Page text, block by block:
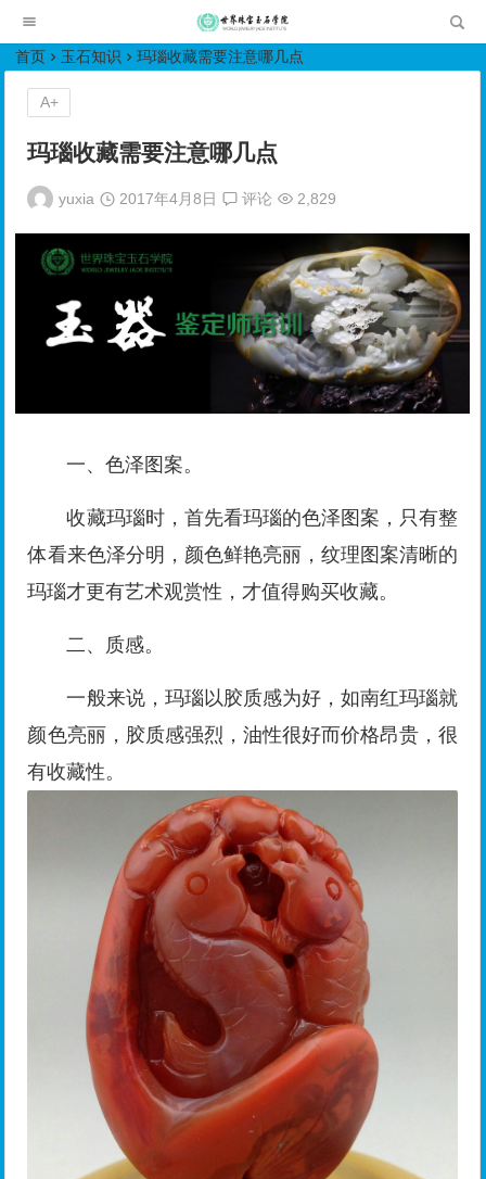
首页 玉石知识 玛瑙收藏需要注意哪几点
玛瑙收藏需要注意哪几点
yuxia 2017年4月8日 评论 2,829
一、色泽图案。
收藏玛瑙时，首先看玛瑙的色泽图案，只有整
体看来色泽分明，颜色鲜艳亮丽，纹理图案清晰的
玛瑙才更有艺术观赏性，才值得购买收藏。
二、质感。
一般来说，玛瑙以胶质感为好，如南红玛瑙就
颜色亮丽，胶质感强烈，油性很好而价格昂贵，很
有收藏性。
A+